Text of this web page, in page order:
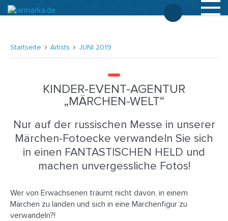
Deutsch
Startseite Artists JUNI 2019
KINDER-EVENT-AGENTUR
„MÄRCHEN-WELT“
Nur auf der russischen Messe in unserer
Märchen-Fotoecke verwandeln Sie sich
in einen FANTASTISCHEN HELD und
machen unvergessliche Fotos!
Wer von Erwachsenen träumt nicht davon, in einem
Märchen zu landen und sich in eine Märchenfigur zu
verwandeln?!